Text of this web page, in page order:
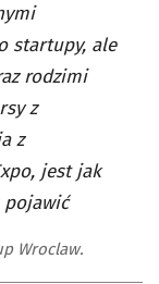
startupy, ale
rodzimi
z
z
jest jak
pojawić
Wroclaw.